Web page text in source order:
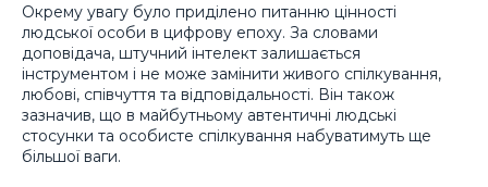
Окрему увагу було приділено питанню цінності
людської особи в цифрову епоху. За словами
доповідача, штучний інтелект залишається
інструментом і не може замінити живого спілкування,
любові, співчуття та відповідальності. Він також
зазначив, що в майбутньому автентичні людські
стосунки та особисте спілкування набуватимуть ще
більшої ваги.